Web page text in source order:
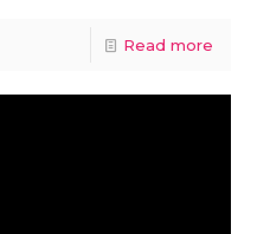
Read more